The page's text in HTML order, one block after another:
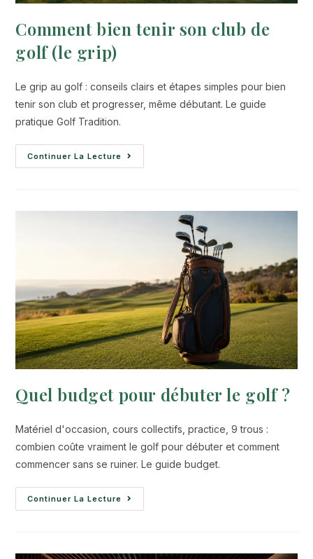
Comment bien tenir son club de
golf (le grip)
Le grip au golf : conseils clairs et étapes simples pour bien
tenir son club et progresser, même débutant. Le guide
pratique Golf Tradition.
Continuer La Lecture
Quel budget pour débuter le golf ?
Matériel d'occasion, cours collectifs, practice, 9 trous :
combien coûte vraiment le golf pour débuter et comment
commencer sans se ruiner. Le guide budget.
Continuer La Lecture